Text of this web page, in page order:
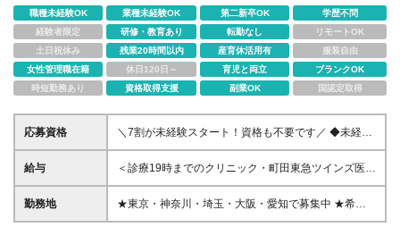
職種未経験OK 業種未経験OK 第二新卒OK
学歴不問
経験者限定
研修・教育あり 転勤なし
リモートOK
土日祝休み
残業20時間以内 産育休活用有
服装自由
女性管理職在籍
休日120日～ 育児と両立
ブランクOK
時短勤務あり
資格取得支援 副業OK 国認定取得
応募資格
＼7割が未経験スタート！資格も不要です／ ◆未経
験・ブランク・第二新卒歓迎！ ◆基本的なPC操作が
できる方（簡単な操作ができればOKです！） ◆学歴
心」と好評！ 経験者・ブランク明けの方ももちろん
大歓迎です◎ ＊＊契約期間について＊＊ ・契約更
給与
＜診療19時までのクリニック・町田東急ツインズ医院
＞ ■完全週休2日制 月給25万円～35万円（固定残業
代：20h分/32,400円～・精皆勤手当10,000円を含
勤務地
★東京・神奈川・埼玉・大阪・愛知で募集中 ★希望
の勤務地に配属 ◆東京 ・アトレヴィ田端医院 ・アト